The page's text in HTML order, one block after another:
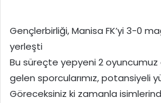
Gençlerbirliği, Manisa FK’yi 3-0
yerleşti
Bu süreçte yepyeni 2 oyuncumuz
gelen sporcularımız, potansiyeli
Göreceksiniz ki zamanla